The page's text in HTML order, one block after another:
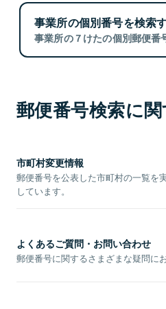
事業所の個別番号を検索
事業所の７けたの個別郵便番
郵便番号検索に
市町村変更情報
郵便番号を公表した市町村の一覧を
しています。
よくあるご質問・お問い合わせ
郵便番号に関するさまざまな疑問に